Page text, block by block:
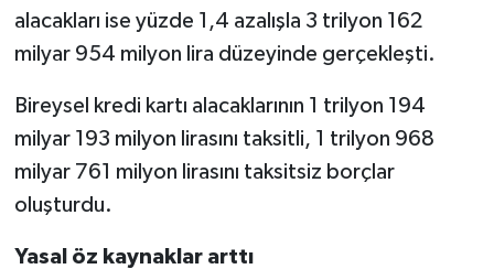
alacakları ise yüzde 1,4 azalışla 3 trilyon 162
milyar 954 milyon lira düzeyinde gerçekleşti.
Bireysel kredi kartı alacaklarının 1 trilyon 194
milyar 193 milyon lirasını taksitli, 1 trilyon 968
milyar 761 milyon lirasını taksitsiz borçlar
oluşturdu.
Yasal öz kaynaklar arttı